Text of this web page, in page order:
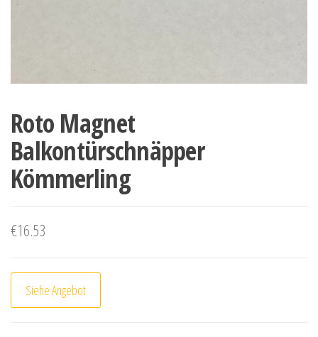
Roto Magnet
Balkontürschnäpper
Kömmerling
€16.53
Siehe Angebot